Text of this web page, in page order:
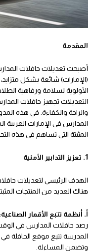
المقدمة
أصبحت تعديلات حافلات
(الإمارات) شائعة بشكل
الأولوية لسلامة ورفاهية
التعديلات تجهيز حافلات
والراحة والكفاءة. في هذه
المدارس في الإمارات
المثبتة التي تساهم في هذه
1. تعزيز التدابير الأمنية
الهدف الرئيسي لتعديلات
هناك العديد من المنتجات
أ. أنظمة تتبع الأقمار الصناعية:
رصد حافلات المدارس في
المدرسة تتبع موقع الحافلة في
وتضمن المساءلة.